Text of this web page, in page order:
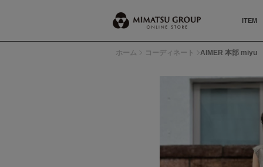
ITEM
ホーム コーディネート AIMER 本部 miyu